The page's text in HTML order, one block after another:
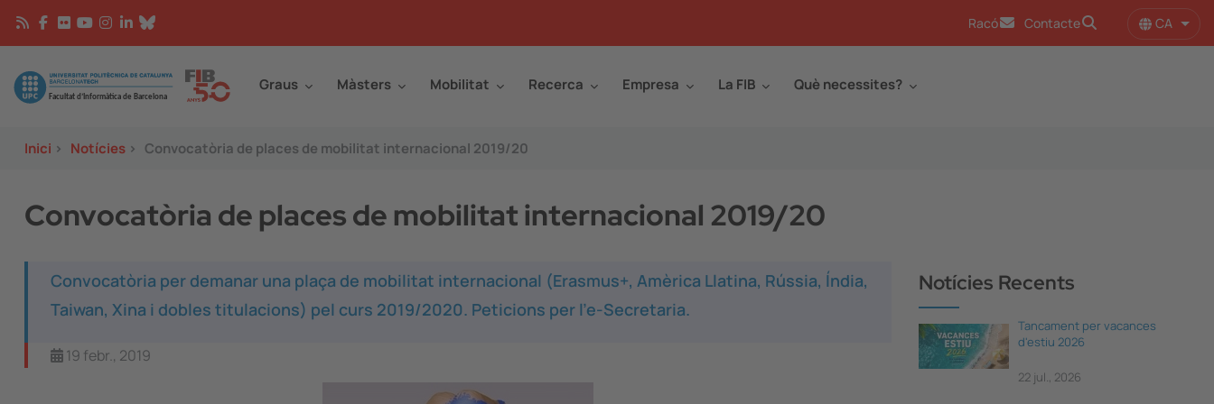
Vés al contingut
Racó Contacte CA
Image Graus Màsters Mobilitat Recerca Empresa La FIB Què necessites?
Inici > Notícies > Convocatòria de places de mobilitat internacional 2019/20
Convocatòria de places de mobilitat internacional 2019/20
Convocatòria per demanar una plaça de mobilitat internacional (Erasmus+, Amèrica Llatina, Rússia, Índia,
Taiwan, Xina i dobles titulacions) pel curs 2019/2020. Peticions per l'e-Secretaria.
19 febr., 2019
Notícies Recents
Tancament per vacances
d'estiu 2026
22 jul., 2026